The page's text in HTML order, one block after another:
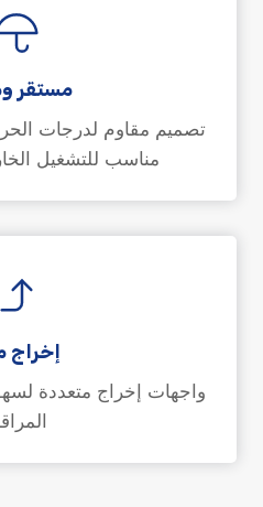
مستقر
تصميم مقاوم لدرجات
مناسب للتشغيل
إخراج
واجهات إخراج متعددة